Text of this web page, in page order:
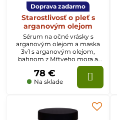
Doprava zadarmo
Starostlivosť o pleť s
arganovým olejom
Sérum na očné vrásky s
arganovým olejom a maska
3v1 s arganovým olejom,
bahnom z Mŕtveho mora a
medom tvoria kombináciu
pre starostlivosť o pleť, vlasy a
tvár.
Na sklade
78 €